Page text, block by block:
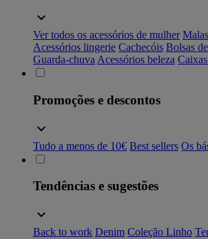
Ver todos os acessórios de mulher
Acessórios lingerie Cachecóis Bolsas
Guarda-chuva Acessórios beleza
Promoções e descontos
Tudo a menos de 10€ Best sellers Os
Tendências e sugestões
Back to work Denim Coleção Linho